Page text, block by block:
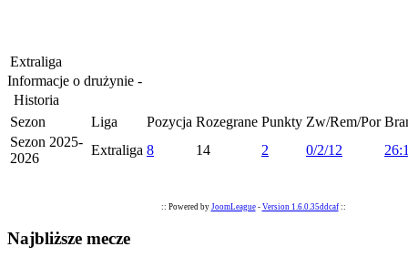
Extraliga
Informacje o drużynie -
Historia
Sezon
Liga Pozycja Rozegrane Punkty Zw/Rem/Por
Sezon 2025-
2026
Extraliga 8 14 2 0/2/12
:: Powered by JoomLeague- Version 1.6.0.35ddcaf::
Najbliższe mecze